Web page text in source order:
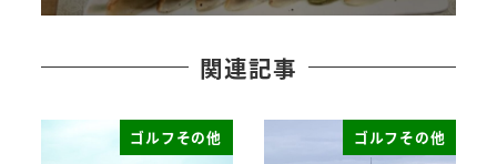
関連記事
ゴルフその他 ゴルフその他